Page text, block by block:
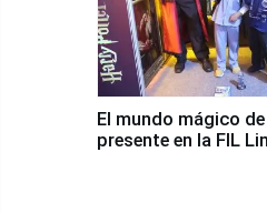
El mundo mágico
presente en la FIL